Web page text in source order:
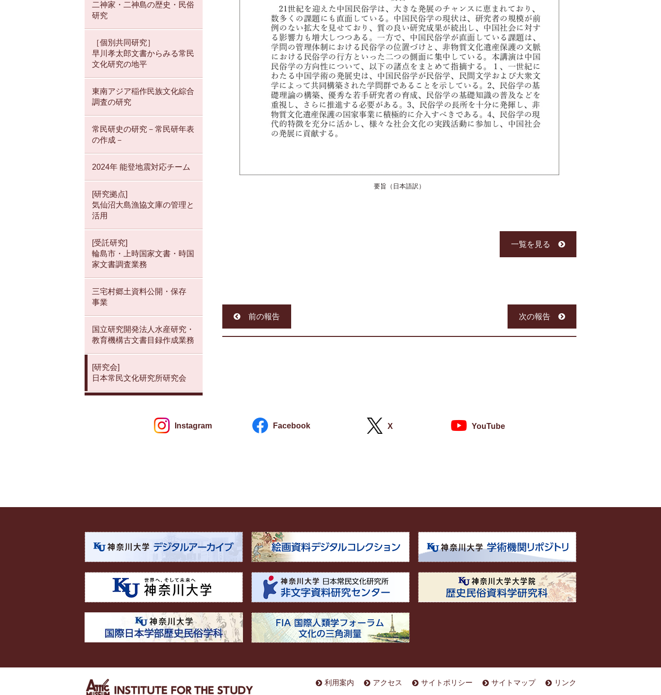
要旨（日本語訳）
一覧を見る
前の報告 次の報告
二神家・二神島の歴史・民俗
研究
［個別共同研究］
早川孝太郎文書からみる常民
文化研究の地平
東南アジア稲作民族文化綜合
調査の研究
常民研史の研究－常民研年表
の作成－
2024年 能登地震対応チーム
[研究拠点]
気仙沼大島漁協文庫の管理と
活用
[受託研究]
輪島市・上時国家文書・時国
家文書調査業務
三宅村郷土資料公開・保存
事業
国立研究開発法人水産研究・
教育機構古文書目録作成業務
[研究会]
日本常民文化研究所研究会
Instagram Facebook X YouTube
利用案内 アクセス サイトポリシー サイトマップ リンク